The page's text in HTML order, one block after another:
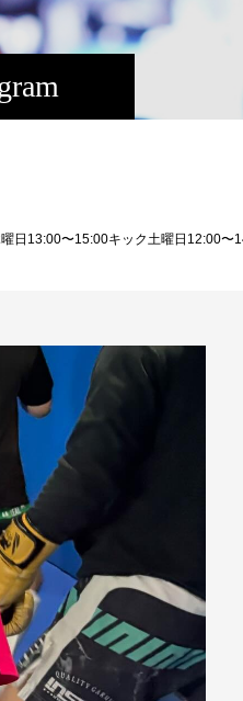
っつの格闘技を楽しく学べて強くなる！プロ志望大歓迎、格闘技初めての方でもキッズから大人、男性、女性、全ての方が楽しく強くなれま